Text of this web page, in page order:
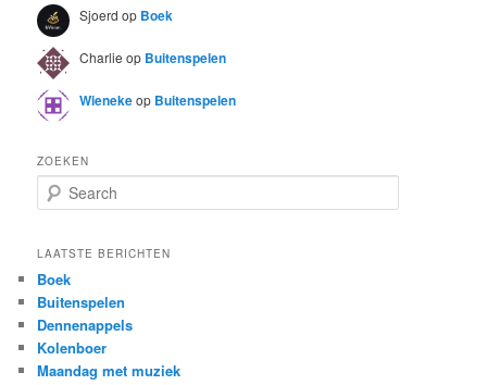
Sjoerd op Boek
Charlie op Buitenspelen
Wienekeop Buitenspelen
ZOEKEN
e
r
h
LAATSTE BERICHTEN
Boek
Buitenspelen
Dennenappels
Kolenboer
Maandag met muziek